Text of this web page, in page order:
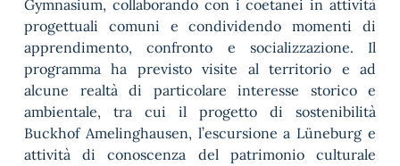
Gymnasium, collaborando con i coetanei in attività
progettuali comuni e condividendo momenti di
apprendimento, confronto e socializzazione. Il
programma ha previsto visite al territorio e ad
alcune realtà di particolare interesse storico e
ambientale, tra cui il progetto di sostenibilità
Buckhof Amelinghausen, l’escursione a Lüneburg e
attività di conoscenza del patrimonio culturale